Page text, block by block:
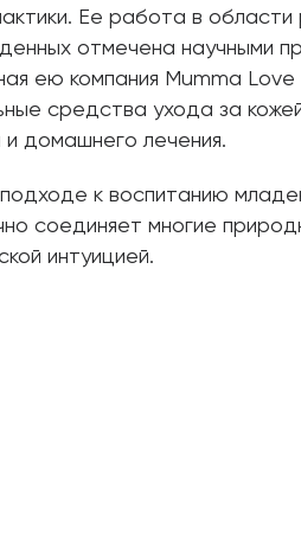
Ее работа в области
отмечена научными
ею компания Mumma
средства ухода за
домашнего лечения.
к воспитанию
соединяет многие
интуицией.